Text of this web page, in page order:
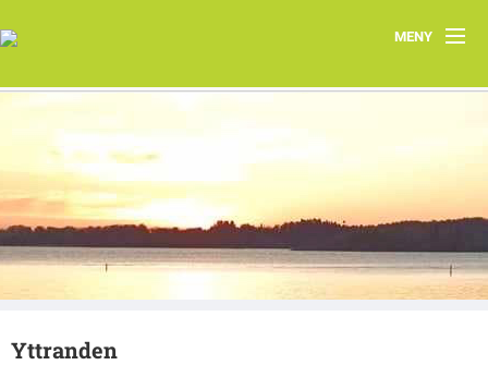
MENY
Hem
Kontakt
Aktuellt
Yttranden